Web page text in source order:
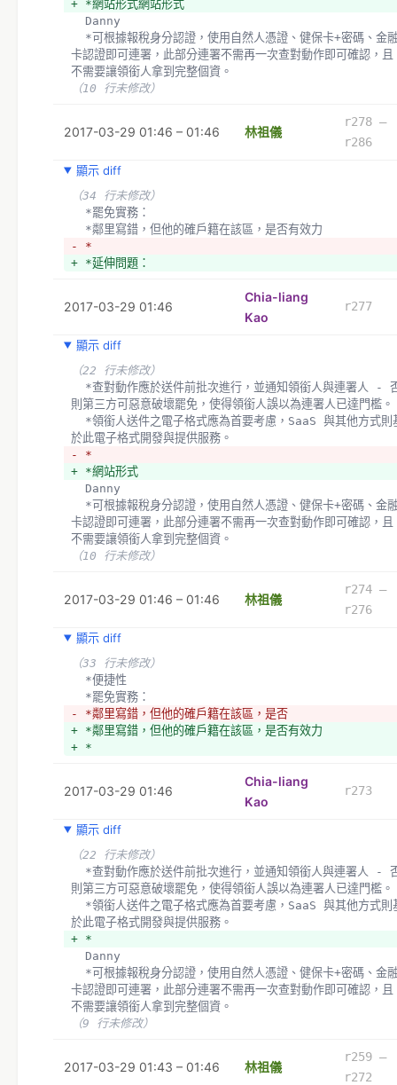
+ *網站形式網站形式
  Danny
卡認證即可連署，此部分連署不需再一次查對動作即可確認，且
不需要讓領銜人拿到完整個資。
（10 行未修改）
2017-03-29 01:46 – 01:46 林祖儀
r278 –
r286
顯示 diff
（34 行未修改）
  *罷免實務：
  *鄰里寫錯，但他的確戶籍在該區，是否有效力
- *
+ *延伸問題：
2017-03-29 01:46
Chia-liang
Kao
r277
顯示 diff
（22 行未修改）
則第三方可惡意破壞罷免，使得領銜人誤以為連署人已達門檻。
於此電子格式開發與提供服務。
- *
+ *網站形式
  Danny
卡認證即可連署，此部分連署不需再一次查對動作即可確認，且
不需要讓領銜人拿到完整個資。
（10 行未修改）
2017-03-29 01:46 – 01:46 林祖儀
r274 –
r276
顯示 diff
（33 行未修改）
  *便捷性
  *罷免實務：
- *鄰里寫錯，但他的確戶籍在該區，是否
+ *鄰里寫錯，但他的確戶籍在該區，是否有效力
+ *
2017-03-29 01:46
Chia-liang
Kao
r273
顯示 diff
（22 行未修改）
則第三方可惡意破壞罷免，使得領銜人誤以為連署人已達門檻。
於此電子格式開發與提供服務。
+ *
  Danny
卡認證即可連署，此部分連署不需再一次查對動作即可確認，且
不需要讓領銜人拿到完整個資。
（9 行未修改）
2017-03-29 01:43 – 01:46 林祖儀
r259 –
r272